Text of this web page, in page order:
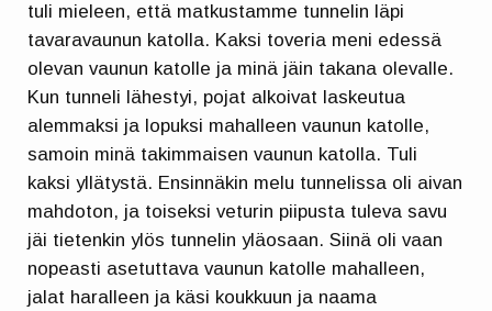
tuli mieleen, että matkustamme tunnelin läpi
tavaravaunun katolla. Kaksi toveria meni edessä
olevan vaunun katolle ja minä jäin takana olevalle.
Kun tunneli lähestyi, pojat alkoivat laskeutua
alemmaksi ja lopuksi mahalleen vaunun katolle,
samoin minä takimmaisen vaunun katolla. Tuli
kaksi yllätystä. Ensinnäkin melu tunnelissa oli aivan
mahdoton, ja toiseksi veturin piipusta tuleva savu
jäi tietenkin ylös tunnelin yläosaan. Siinä oli vaan
nopeasti asetuttava vaunun katolle mahalleen,
jalat haralleen ja käsi koukkuun ja naama